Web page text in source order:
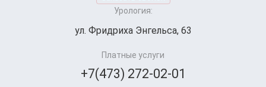
Урология:
ул. Фридриха Энгельса, 63
Платные услуги
+7(473) 272-02-01